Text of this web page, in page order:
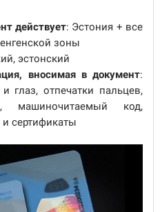
действует: Эстония + все
зоны
эстонский
вносимая в документ:
глаз, отпечатки пальцев,
машиночитаемый код,
сертификаты